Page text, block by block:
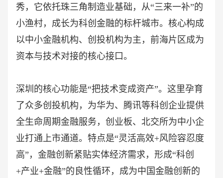
秀，它依托珠三角制造业基础，从“三来一补”的
小渔村，成长为科创金融的标杆城市。核心构成
以中小金融机构、创投机构为主，前海片区成为
资本与技术对接的核心接口。
深圳的核心功能是“把技术变成资产”。这里孕育
了众多创投机构，为华为、腾讯等科创企业提供
全生命周期金融服务，创业板、北交所为中小企
业打通上市通道。特点是“灵活高效+风险容忍度
高”，金融创新紧贴实体经济需求，形成“科创
+产业+金融”的良性循环，成为中国金融创新的